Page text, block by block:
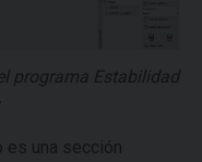
programa Estabilidad
es una sección